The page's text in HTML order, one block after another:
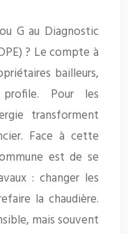
G au Diagnostic
? Le compte à
bailleurs,
Pour les
transforment
Face à cette
est de se
: changer les
la chaudière.
mais souvent